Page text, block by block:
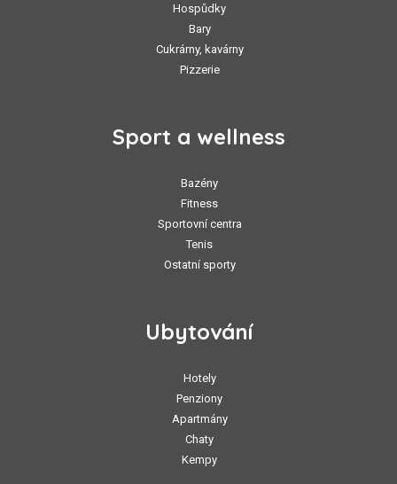
Hospůdky
Bary
Cukrárny, kavárny
Pizzerie
Sport a wellness
Bazény
Fitness
Sportovní centra
Tenis
Ostatní sporty
Ubytování
Hotely
Penziony
Apartmány
Chaty
Kempy